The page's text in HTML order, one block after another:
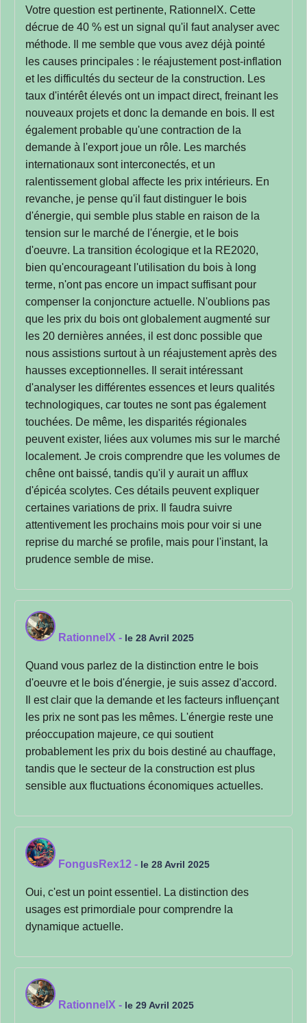
Votre question est pertinente, RationnelX. Cette
décrue de 40 % est un signal qu'il faut analyser avec
méthode. Il me semble que vous avez déjà pointé
les causes principales : le réajustement post-inflation
et les difficultés du secteur de la construction. Les
taux d'intérêt élevés ont un impact direct, freinant les
nouveaux projets et donc la demande en bois. Il est
également probable qu'une contraction de la
demande à l'export joue un rôle. Les marchés
internationaux sont interconectés, et un
ralentissement global affecte les prix intérieurs. En
revanche, je pense qu'il faut distinguer le bois
d'énergie, qui semble plus stable en raison de la
tension sur le marché de l'énergie, et le bois
d'oeuvre. La transition écologique et la RE2020,
bien qu'encourageant l'utilisation du bois à long
terme, n'ont pas encore un impact suffisant pour
compenser la conjoncture actuelle. N'oublions pas
que les prix du bois ont globalement augmenté sur
les 20 dernières années, il est donc possible que
nous assistions surtout à un réajustement après des
hausses exceptionnelles. Il serait intéressant
d'analyser les différentes essences et leurs qualités
technologiques, car toutes ne sont pas également
touchées. De même, les disparités régionales
peuvent exister, liées aux volumes mis sur le marché
localement. Je crois comprendre que les volumes de
chêne ont baissé, tandis qu'il y aurait un afflux
d'épicéa scolytes. Ces détails peuvent expliquer
certaines variations de prix. Il faudra suivre
attentivement les prochains mois pour voir si une
reprise du marché se profile, mais pour l'instant, la
prudence semble de mise.
RationnelX - le 28 Avril 2025
Quand vous parlez de la distinction entre le bois
d'oeuvre et le bois d'énergie, je suis assez d'accord.
Il est clair que la demande et les facteurs influençant
les prix ne sont pas les mêmes. L'énergie reste une
préoccupation majeure, ce qui soutient
probablement les prix du bois destiné au chauffage,
tandis que le secteur de la construction est plus
sensible aux fluctuations économiques actuelles.
FongusRex12 - le 28 Avril 2025
Oui, c'est un point essentiel. La distinction des
usages est primordiale pour comprendre la
dynamique actuelle.
RationnelX - le 29 Avril 2025